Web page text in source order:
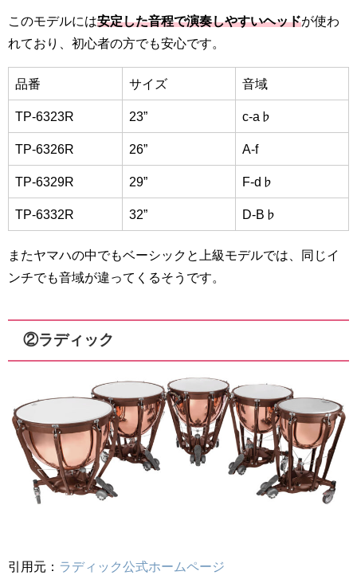
このモデルには安定した音程で演奏しやすいヘッドが使わ
れており、初心者の方でも安心です。
品番 サイズ 音域
TP-6323R 23” c-a♭
TP-6326R 26” A-f
TP-6329R 29” F-d♭
TP-6332R 32” D-B♭
またヤマハの中でもベーシックと上級モデルでは、同じイ
ンチでも音域が違ってくるそうです。
②ラディック
引用元： ラディック公式ホームページ